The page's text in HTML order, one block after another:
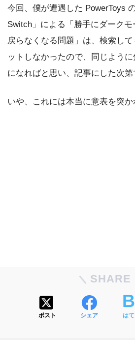
今回、僕が遭遇した PowerToys
Switch」による「勝手にダーク
戻らなくなる問題」は、検索し
ットしなかったので、同じよう
になればと思い、記事にした次第
いや、これには本当に意表を突か
SHARE
ポスト シェア は